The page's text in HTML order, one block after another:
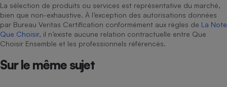
La sélection de produits ou services est représentative du marché,
bien que non-exhaustive. À l’exception des autorisations données
par Bureau Veritas Certification conformément aux règles de La Note
Que Choisir, il n’existe aucune relation contractuelle entre Que
Choisir Ensemble et les professionnels référencés.
Sur le même sujet